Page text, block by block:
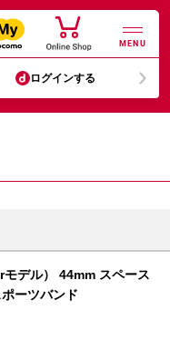
MENU
ログインする
デル） 44mm スペース
ーツバンド